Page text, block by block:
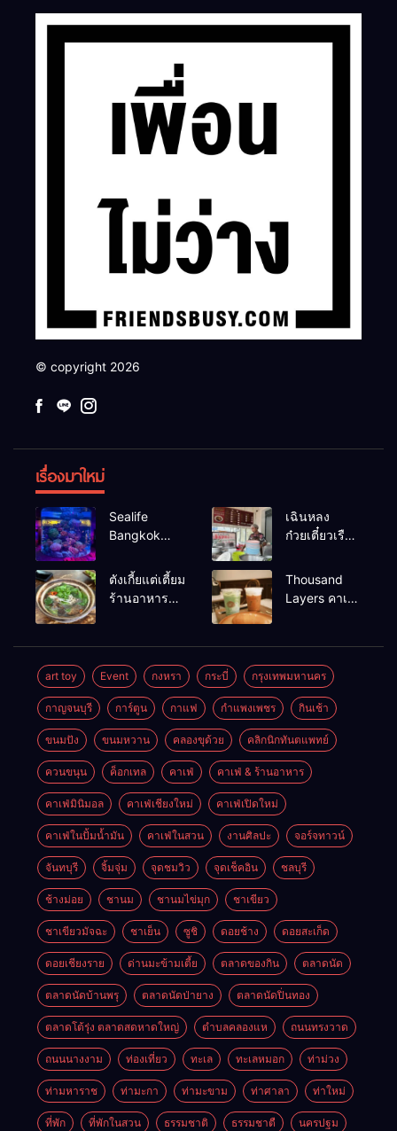
© copyright 2026
เรื่องมาใหม่
Sealife
Bangkok
แบงค์คอก
เฉินหลง
ก๋วยเตี๋ยวเรือ
อร่อยร้านดัง
หาดใหญ่
ตังเกี้ยแต่เตี้ยม
ร้านอาหาร
Thousand
Layers คาเฟ่
art toy Event กงหรา กระบี่ กรุงเทพมหานคร
กาญจนบุรี การ์ตูน กาแฟ กำแพงเพชร กินเช้า
ขนมปัง ขนมหวาน คลองขุด้วย คลิกนิกทันตแพทย์
ควนขนุน ค็อกเทล คาเฟ่ คาเฟ่ & ร้านอาหาร
คาเฟ่มินิมอล คาเฟ่เชียงใหม่ คาเฟ่เปิดใหม่
คาเฟ่ในปั้มน้ำมัน คาเฟ่ในสวน งานศิลปะ จอร์จทาวน์
จันทบุรี จิ้มจุ่ม จุดชมวิว จุดเช็คอิน ชลบุรี
ช้างม่อย ชานม ชานมไข่มุก ชาเขียว
ชาเขียวมัจฉะ ชาเย็น ซูชิ ดอยช้าง ดอยสะเก็ด
ดอยเชียงราย ด่านมะข้ามเตี้ย ตลาดของกิน ตลาดนัด
ตลาดนัดบ้านพรุ ตลาดนัดป่ายาง ตลาดนัดปิ่นทอง
ตลาดโต้รุ่ง ตลาดสดหาดใหญ่ ตำบลคลองแห ถนนทรงวาด
ถนนนางงาม ท่องเที่ยว ทะเล ทะเลหมอก ท่าม่วง
ท่ามหาราช ท่ามะกา ท่ามะขาม ท่าศาลา ท่าใหม่
ที่พัก ที่พักในสวน ธรรมชาติ ธรรมชาตื นครปฐม